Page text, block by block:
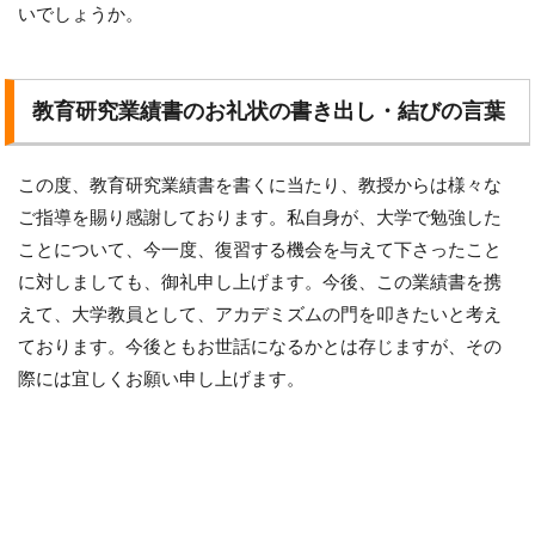
いでしょうか。
教育研究業績書のお礼状の書き出し・結びの言葉
この度、教育研究業績書を書くに当たり、教授からは様々な
ご指導を賜り感謝しております。私自身が、大学で勉強した
ことについて、今一度、復習する機会を与えて下さったこと
に対しましても、御礼申し上げます。今後、この業績書を携
えて、大学教員として、アカデミズムの門を叩きたいと考え
ております。今後ともお世話になるかとは存じますが、その
際には宜しくお願い申し上げます。